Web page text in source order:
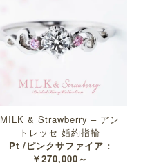
MILK & Strawberry – アン
トレッセ 婚約指輪
Pt /ピンクサファイア :
￥270,000～